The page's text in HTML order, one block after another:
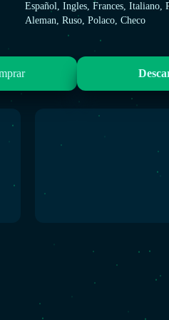
Español, Ingles, Frances, Italiano,
Aleman, Ruso, Polaco, Checo